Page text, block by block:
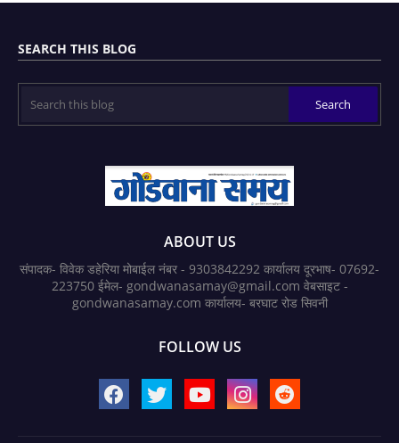
SEARCH THIS BLOG
ABOUT US
संपादक- विवेक डहेरिया मोबाईल नंबर - 9303842292 कार्यालय दूरभाष- 07692-
223750 ईमेल- gondwanasamay@gmail.com वेबसाइट -
gondwanasamay.com कार्यालय- बरघाट रोड सिवनी
FOLLOW US